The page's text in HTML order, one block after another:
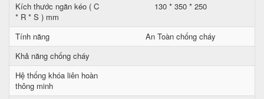
Kích thước ngăn kéo ( C
* R * S ) mm
130 * 350 * 250
Tính năng
An Toàn chống cháy
Khả năng chống cháy
Hệ thống khóa liên hoàn
thông minh